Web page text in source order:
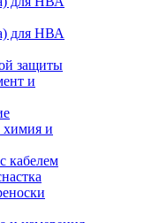
для НВА
защиты
и
химия и
кабелем